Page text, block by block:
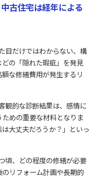
古住宅は経年による
目だけではわからない、構
の「隠れた瑕疵」を発見
な修繕費用が発生するリ
観的な診断結果は、感情に
めの重要な材料となりま
大丈夫だろうか？」といっ
頃、どの程度の修繕が必要
リフォーム計画や長期的